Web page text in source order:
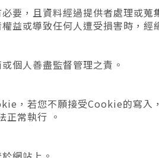
要，且資料經過提供者處理或蒐
益或導致任何人遭受損害時，
個人善盡監督管理之責。
，若您不願接受Cookie的寫入
正常執行 。